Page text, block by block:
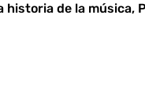
historia de la música,